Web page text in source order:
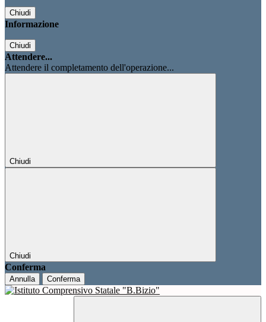
Chiudi
Informazione
Chiudi
Attendere...
Attendere il completamento dell'operazione...
Chiudi
Chiudi
Conferma
Annulla Conferma